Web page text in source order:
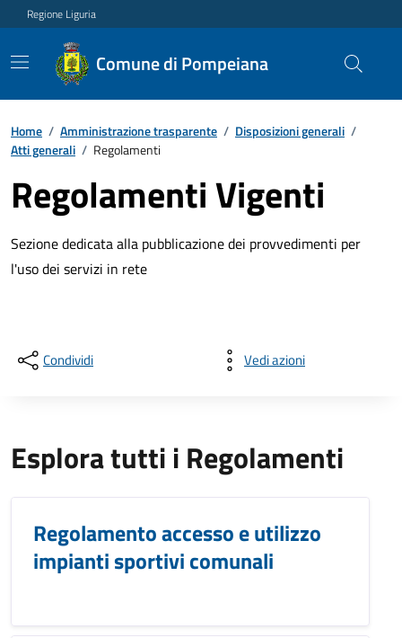
Regione Liguria
Comune di Pompeiana
Home / Amministrazione trasparente / Disposizioni generali /
Atti generali / Regolamenti
Regolamenti Vigenti
Sezione dedicata alla pubblicazione dei provvedimenti per
l'uso dei servizi in rete
Condividi Vedi azioni
Esplora tutti i Regolamenti
Regolamento accesso e utilizzo
impianti sportivi comunali